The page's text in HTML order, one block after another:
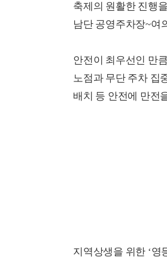
축제의 원활한 진행
남단 공영주차장~여
안전이 최우선인 만
노점과 무단 주차 집
배치 등 안전에 만전
지역상생을 위한 ‘영